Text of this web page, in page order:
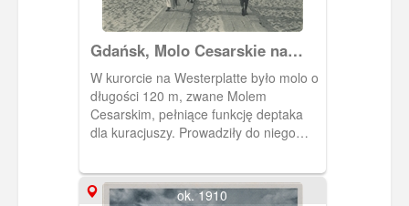
Gdańsk, Molo Cesarskie na
Westerplatte, Kaisersteg
W kurorcie na Westerplatte było molo o
długości 120 m, zwane Molem
Cesarskim, pełniące funkcję deptaka
dla kuracjuszy. Prowadziły do niego
piasku kładki.
ok. 1910